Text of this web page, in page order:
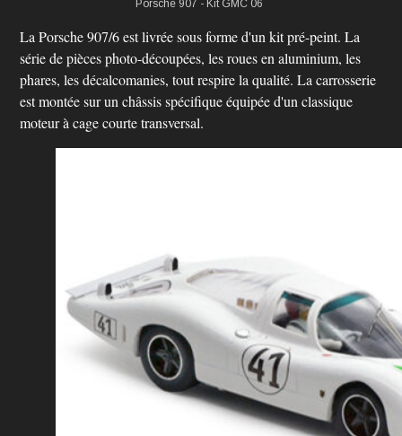
Porsche 907 - Kit GMC 06
La Porsche 907/6 est livrée sous forme d'un kit pré-peint. La
série de pièces photo-découpées, les roues en aluminium, les
phares, les décalcomanies, tout respire la qualité. La carrosserie
est montée sur un châssis spécifique équipée d'un classique
moteur à cage courte transversal.